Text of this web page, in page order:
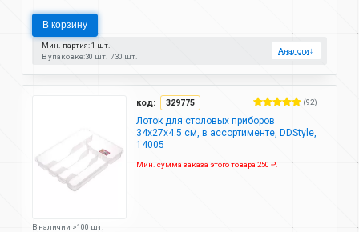
В корзину
Мин. партия: 1 шт.
В упаковке:30 шт. 30 шт.
Аналоги↓
код: 329775 (92)
Лоток для столовых приборов
34x27x4.5 см, в ассортименте, DDStyle,
14005
Мин. сумма заказа этого товара 250 ₽.
В наличии >100 шт.